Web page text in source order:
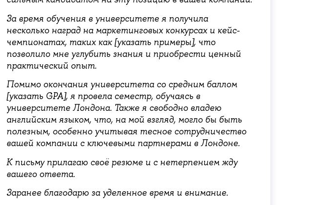
За время обучения в университете я получила
несколько наград на маркетинговых конкурсах и кейс-
чемпионатах, таких как [указать примеры], что
позволило мне углубить знания и приобрести ценный
практический опыт.
Помимо окончания университета со средним баллом
[указать GPA], я провела семестр, обучаясь в
университете Лондона. Также я свободно владею
английским языком, что, на мой взгляд, могло бы быть
полезным, особенно учитывая тесное сотрудничество
вашей компании с ключевыми партнерами в Лондоне.
К письму прилагаю своё резюме и с нетерпением жду
вашего ответа.
Заранее благодарю за уделенное время и внимание.